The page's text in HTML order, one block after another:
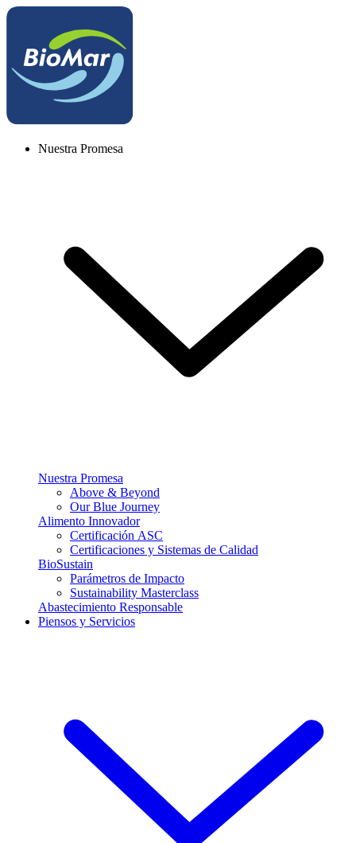
Nuestra Promesa
Nuestra Promesa
Above & Beyond
Our Blue Journey
Alimento Innovador
Certificación ASC
Certificaciones y Sistemas de Calidad
BioSustain
Parámetros de Impacto
Sustainability Masterclass
Abastecimiento Responsable
Piensos y Servicios